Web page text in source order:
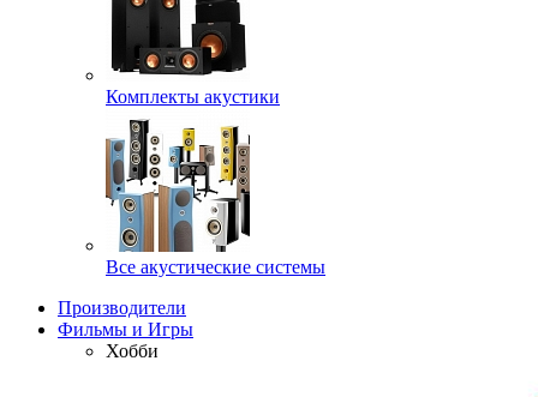
Комплекты акустики
Все акустические системы
Производители
Фильмы и Игры
Хобби